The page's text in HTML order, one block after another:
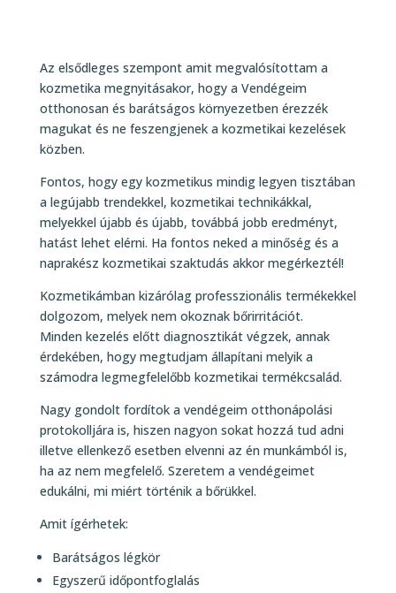
Az elsődleges szempont amit megvalósítottam a
kozmetika megnyitásakor, hogy a Vendégeim
otthonosan és barátságos környezetben érezzék
magukat és ne feszengjenek a kozmetikai kezelések
közben.
Fontos, hogy egy kozmetikus mindig legyen tisztában
a legújabb trendekkel, kozmetikai technikákkal,
melyekkel újabb és újabb, továbbá jobb eredményt,
hatást lehet elérni. Ha fontos neked a minőség és a
naprakész kozmetikai szaktudás akkor megérkeztél!
Kozmetikámban kizárólag professzionális termékekkel
dolgozom, melyek nem okoznak bőrirritációt.
Minden kezelés előtt diagnosztikát végzek, annak
érdekében, hogy megtudjam állapítani melyik a
számodra legmegfelelőbb kozmetikai termékcsalád.
Nagy gondolt fordítok a vendégeim otthonápolási
protokolljára is, hiszen nagyon sokat hozzá tud adni
illetve ellenkező esetben elvenni az én munkámból is,
ha az nem megfelelő. Szeretem a vendégeimet
edukálni, mi miért történik a bőrükkel.
Amit ígérhetek:
Barátságos légkör
Egyszerű időpontfoglalás